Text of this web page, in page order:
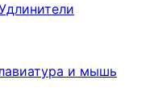
и мышь